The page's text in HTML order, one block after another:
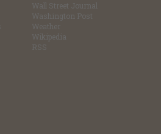
Wall Street Journal
Washington Post
Weather
Wikipedia
RSS